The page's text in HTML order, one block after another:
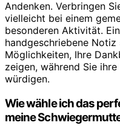
Andenken. Verbringen
vielleicht bei einem
besonderen Aktivität.
handgeschriebene
Möglichkeiten, Ihre
zeigen, während Sie
würdigen.
Wie wähle ich das
meine